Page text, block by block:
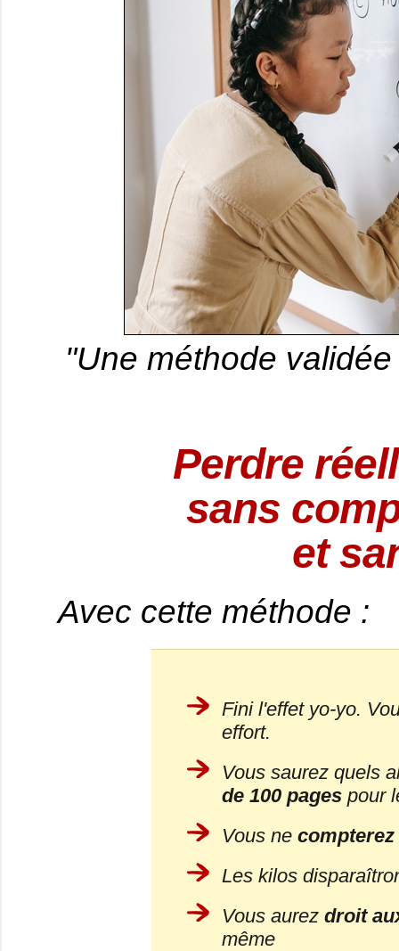
"Une méthode
Perdre
sans
et
Avec cette méthode :
Fini l'effet yo-yo.
effort.
Vous saurez quels
de 100 pages pour
Vous ne
Les kilos
Vous aurez droit
même